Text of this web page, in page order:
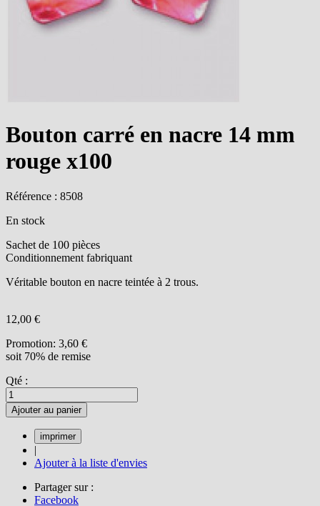
Bouton carré en nacre 14 mm
rouge x100
Référence : 8508
En stock
Sachet de 100 pièces
Conditionnement fabriquant
Véritable bouton en nacre teintée à 2 trous.
12,00 €
Promotion: 3,60 €
soit 70% de remise
Qté :
Ajouter au panier
|
Ajouter à la liste d'envies
Partager sur :
Facebook